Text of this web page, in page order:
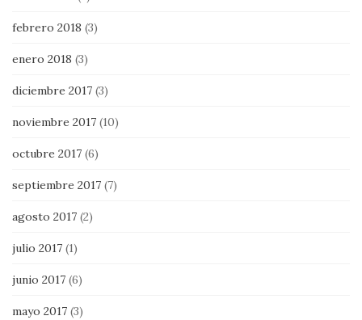
febrero 2018 (3)
enero 2018 (3)
diciembre 2017 (3)
noviembre 2017 (10)
octubre 2017 (6)
septiembre 2017 (7)
agosto 2017 (2)
julio 2017 (1)
junio 2017 (6)
mayo 2017 (3)